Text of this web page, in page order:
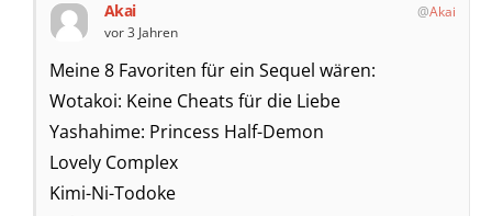
Akai
Akai
vor 3 Jahren
Meine 8 Favoriten für ein Sequel wären:
Wotakoi: Keine Cheats für die Liebe
Yashahime: Princess Half-Demon
Lovely Complex
Kimi-Ni-Todoke